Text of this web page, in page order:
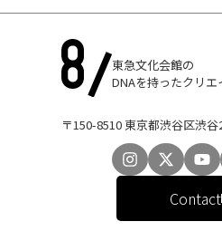
東急文化会館の
DNAを持ったクリエ
〒150-8510 東京都渋谷区渋
Contact